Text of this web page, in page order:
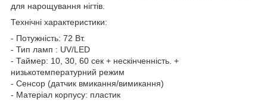
для нарощування нігтів.
Технічні характеристики:
- Потужність: 72 Вт.
- Тип ламп : UV/LED
- Таймер: 10, 30, 60 сек + нескінченність. +
низькотемпературний режим
- Сенсор (датчик вмикання/вимикання)
- Матеріал корпусу: пластик